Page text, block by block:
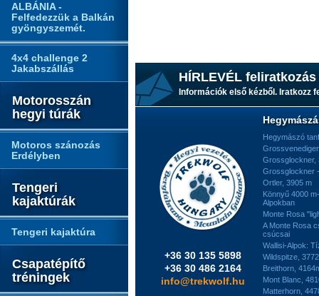
ALBÁNIA -
Felfedezzük a Balkán
gyöngyszemét.
4x4 challenge 2
Jakabszállás
Motorosszán
hegyi túrák
Motoros szánozás
Erdélyben
Tengeri
kajaktúrák
Tengeri kajaktúra
Csapatépítő
tréningek
HÍRLEVÉL feliratkozás
Információk első kézből. Iratkozz
+36 30 135 5898
+36 30 486 2164
info@trekwolf.hu
Hegymászó
Grossglockner,
Grossglockner
Ortler, 3905 m
Könnyű 4000
Alpokban
Monte Rosa
A Monte Rosa
csúcsai
Wallisi-Alpok:
Wildspitze,
Breithorn,
Mont Blanc,
Matterhorn,